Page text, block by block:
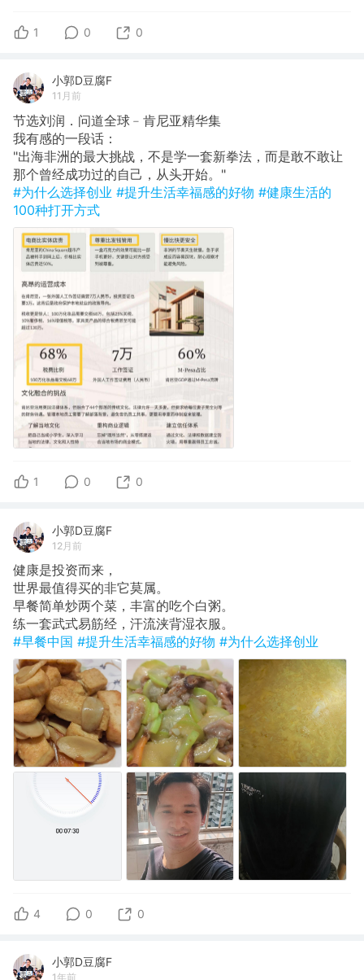
1 0 0
小郭D豆腐F
11月前
节选刘润．问道全球﹣肯尼亚精华集
​我有感的一段话：
"出海非洲的最大挑战，不是学一套新拳法，而是敢不敢让
那个曾经成功过的自己，从头开始。"
#为什么选择创业 #提升生活幸福感的好物 #健康生活的
100种打开方式
1 0 0
小郭D豆腐F
12月前
健康是投资而来，
世界最值得买的非它莫属。
早餐简单炒两个菜，丰富的吃个白粥。
​练一套武式易筋经，汗流浃背湿衣服。
#早餐中国 #提升生活幸福感的好物 #为什么选择创业
4 0 0
小郭D豆腐F
1年前